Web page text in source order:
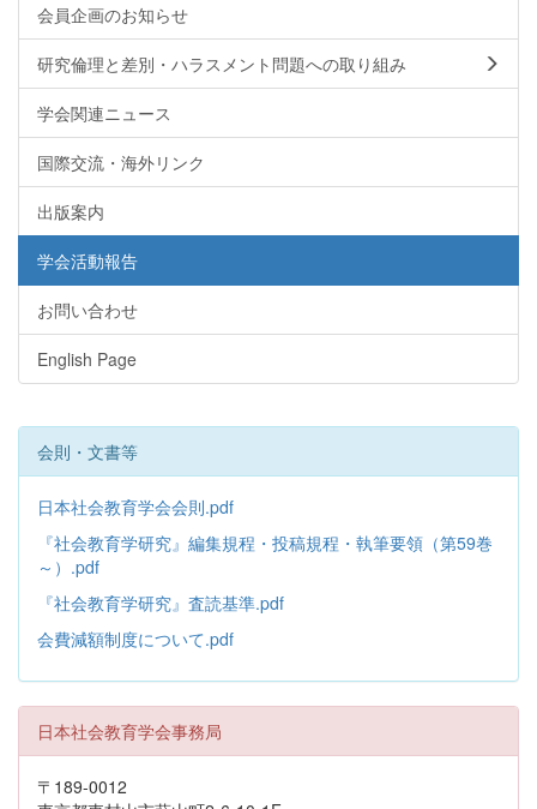
会員企画のお知らせ
研究倫理と差別・ハラスメント問題への取り組み
学会関連ニュース
国際交流・海外リンク
出版案内
学会活動報告
お問い合わせ
English Page
会則・文書等
日本社会教育学会会則.pdf
『社会教育学研究』編集規程・投稿規程・執筆要領（第59巻
～）.pdf
『社会教育学研究』査読基準.pdf
会費減額制度について.pdf
日本社会教育学会事務局
〒189-0012